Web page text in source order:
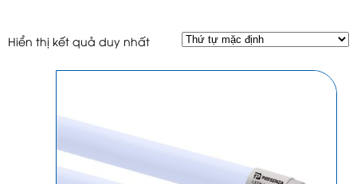
Hiển thị kết quả duy nhất